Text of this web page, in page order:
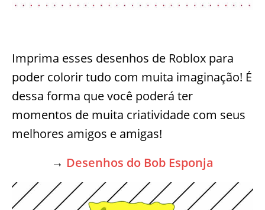
Imprima esses desenhos de Roblox para
poder colorir tudo com muita imaginação! É
dessa forma que você poderá ter
momentos de muita criatividade com seus
melhores amigos e amigas!
→ Desenhos do Bob Esponja